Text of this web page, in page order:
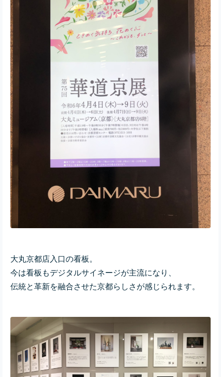
大丸京都店入口の看板。
今は看板もデジタルサイネージが主流になり、
伝統と革新を融合させた京都らしさが感じられます。